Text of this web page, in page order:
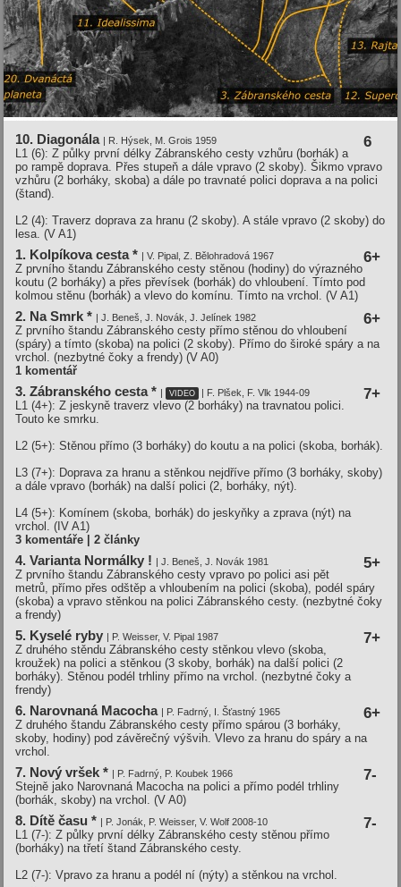
10. Diagonála | R. Hýsek, M. Grois 1959 6
L1 (6): Z půlky první délky Zábranského cesty vzhůru (borhák) a
po rampě doprava. Přes stupeň a dále vpravo (2 skoby). Šikmo vpravo
vzhůru (2 borháky, skoba) a dále po travnaté polici doprava a na polici
(štand).
L2 (4): Traverz doprava za hranu (2 skoby). A stále vpravo (2 skoby) do
lesa. (V A1)
1. Kolpíkova cesta * | V. Pipal, Z. Bělohradová 1967 6+
Z prvního štandu Zábranského cesty stěnou (hodiny) do výrazného
koutu (2 borháky) a přes převísek (borhák) do vhloubení. Tímto pod
kolmou stěnu (borhák) a vlevo do komínu. Tímto na vrchol. (V A1)
2. Na Smrk * | J. Beneš, J. Novák, J. Jelínek 1982 6+
Z prvního štandu Zábranského cesty přímo stěnou do vhloubení
(spáry) a tímto (skoba) na polici (2 skoby). Přímo do široké spáry a na
vrchol. (nezbytné čoky a frendy) (V A0)
1 komentář
3. Zábranského cesta * | VIDEO | F. Plšek, F. Vlk 1944-09 7+
L1 (4+): Z jeskyně traverz vlevo (2 borháky) na travnatou polici.
Touto ke smrku.
L2 (5+): Stěnou přímo (3 borháky) do koutu a na polici (skoba, borhák).
L3 (7+): Doprava za hranu a stěnkou nejdříve přímo (3 borháky, skoby)
a dále vpravo (borhák) na další polici (2, borháky, nýt).
L4 (5+): Komínem (skoba, borhák) do jeskyňky a zprava (nýt) na
vrchol. (IV A1)
3 komentáře | 2 články
4. Varianta Normálky ! | J. Beneš, J. Novák 1981 5+
Z prvního štandu Zábranského cesty vpravo po polici asi pět
metrů, přímo přes odštěp a vhloubením na polici (skoba), podél spáry
(skoba) a vpravo stěnkou na polici Zábranského cesty. (nezbytné čoky
a frendy)
5. Kyselé ryby | P. Weisser, V. Pipal 1987 7+
Z druhého stěndu Zábranského cesty stěnkou vlevo (skoba,
kroužek) na polici a stěnkou (3 skoby, borhák) na další polici (2
borháky). Stěnou podél trhliny přímo na vrchol. (nezbytné čoky a
frendy)
6. Narovnaná Macocha | P. Fadrný, I. Šťastný 1965 6+
Z druhého štandu Zábranského cesty přímo spárou (3 borháky,
skoby, hodiny) pod závěrečný výšvih. Vlevo za hranu do spáry a na
vrchol.
7. Nový vršek * | P. Fadrný, P. Koubek 1966 7-
Stejně jako Narovnaná Macocha na polici a přímo podél trhliny
(borhák, skoby) na vrchol. (V A0)
8. Dítě času * | P. Jonák, P. Weisser, V. Wolf 2008-10 7-
L1 (7-): Z půlky první délky Zábranského cesty stěnou přímo
(borháky) na třetí štand Zábranského cesty.
L2 (7-): Vpravo za hranu a podél ní (nýty) a stěnkou na vrchol.